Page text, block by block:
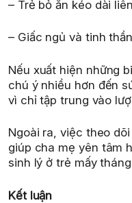
– Trẻ bỏ ăn kéo dài
– Giấc ngủ và tinh
Nếu xuất hiện những
chú ý nhiều hơn đến
vì chỉ tập trung vào
Ngoài ra, việc theo
giúp cha mẹ yên tâm
sinh lý ở trẻ mấy
Kết luận